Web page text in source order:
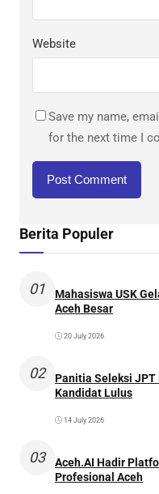
Website
Save my name,
for the next time I
Berita Populer
01
Mahasiswa USK
Aceh Besar
20 July 2026
02
Panitia Seleksi JPT
Kandidat Lulus
14 July 2026
03
Aceh.AI Hadir
Profesional Aceh